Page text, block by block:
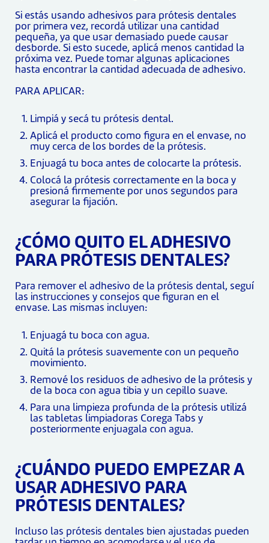
Si estás usando adhesivos para prótesis dentales
por primera vez, recordá utilizar una cantidad
pequeña, ya que usar demasiado puede causar
desborde. Si esto sucede, aplicá menos cantidad la
próxima vez. Puede tomar algunas aplicaciones
hasta encontrar la cantidad adecuada de adhesivo.
PARA APLICAR:
Limpiá y secá tu prótesis dental.
Aplicá el producto como figura en el envase, no
muy cerca de los bordes de la prótesis.
Enjuagá tu boca antes de colocarte la prótesis.
Colocá la prótesis correctamente en la boca y
presioná firmemente por unos segundos para
asegurar la fijación.
¿CÓMO QUITO EL ADHESIVO
PARA PRÓTESIS DENTALES?
Para remover el adhesivo de la prótesis dental, seguí
las instrucciones y consejos que figuran en el
envase. Las mismas incluyen:
Enjuagá tu boca con agua.
Quitá la prótesis suavemente con un pequeño
movimiento.
Remové los residuos de adhesivo de la prótesis y
de la boca con agua tibia y un cepillo suave.
Para una limpieza profunda de la prótesis utilizá
las tabletas limpiadoras Corega Tabs y
posteriormente enjuagala con agua.
¿CUÁNDO PUEDO EMPEZAR A
USAR ADHESIVO PARA
PRÓTESIS DENTALES?
Incluso las prótesis dentales bien ajustadas pueden